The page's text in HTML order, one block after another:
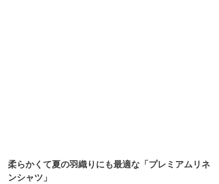
柔らかくて夏の羽織りにも最適な「プレミアムリネ
ンシャツ」